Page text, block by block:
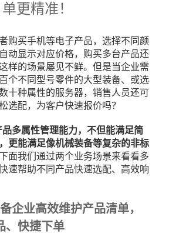
单更精准！
购买手机等电子产品，选择不同颜
动显示对应价格，购买多台产品还
样的场景屡见不鲜。但是当企业需
个不同型号零件的大型装备、或选
十种属性的服务器，销售人员还可
选配，为客户快速报价吗？
多属性管理能力，不但能满足简
更能满足像机械装备等复杂的非标
面我们通过两个业务场景来看看多
速帮助不同产品快速选配、高效响
企业高效维护产品清单，
、快捷下单